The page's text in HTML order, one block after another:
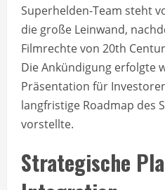
Superhelden-Team steht
die große Leinwand,
Filmrechte von 20th
Die Ankündigung erfolgte
Präsentation für
langfristige Roadmap des
vorstellte.
Strategische